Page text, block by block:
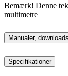
Bemærk! Denne
multimetre
Manualer,
Specifikationer